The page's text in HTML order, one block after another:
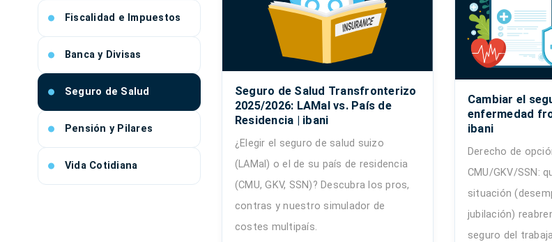
Fiscalidad e Impuestos
Banca y Divisas
Seguro de Salud
Pensión y Pilares
Vida Cotidiana
Seguro de Salud Transfronterizo
2025/2026: LAMal vs. País de
Residencia | ibani
¿Elegir el seguro de salud suizo
(LAMal) o el de su país de residencia
(CMU, GKV, SSN)? Descubra los pros,
contras y nuestro simulador de
costes multipaís.
Cambiar el
enfermedad
ibani
Derecho de
CMU/GKV/SSN:
situación
jubilación)
seguro del